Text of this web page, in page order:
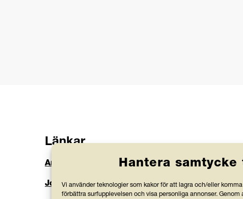
Hantera
Vi använder teknologier som kakor för att lagra och/eller
förbättra surfupplevelsen och visa personliga annonser.
Länkar
Anlita Friends
Jobba hos oss
Svensk